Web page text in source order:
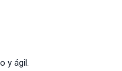
y ágil.